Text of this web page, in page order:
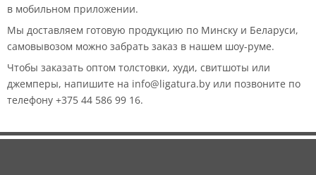
в мобильном приложении.
Мы доставляем готовую продукцию по Минску и Беларуси,
самовывозом можно забрать заказ в нашем шоу-руме.
Чтобы заказать оптом толстовки, худи, свитшоты или
джемперы, напишите на info@ligatura.by или позвоните по
телефону +375 44 586 99 16.